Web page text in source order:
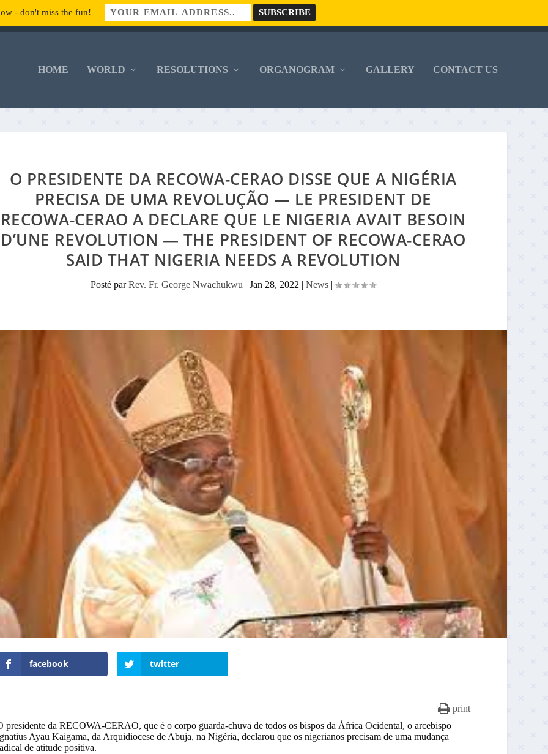
HOME WORLD RESOLUTIONS ORGANOGRAM GALLERY CONTACT US
O PRESIDENTE DA RECOWA-CERAO DISSE QUE A NIGÉRIA
PRECISA DE UMA REVOLUÇÃO — LE PRESIDENT DE
RECOWA-CERAO A DECLARE QUE LE NIGERIA AVAIT BESOIN
D’UNE REVOLUTION — THE PRESIDENT OF RECOWA-CERAO
SAID THAT NIGERIA NEEDS A REVOLUTION
Posté parRev. Fr. George Nwachukwu |Jan 28, 2022 |News |
facebook twitter
print
presidente da RECOWA-CERAO, que é o corpo guarda-chuva de todos os bispos da África Ocidental, o arcebispo
Ayau Kaigama, da Arquidiocese de Abuja, na Nigéria, declarou que os nigerianos precisam de uma mudança
de atitude positiva.
- don't miss the fun!